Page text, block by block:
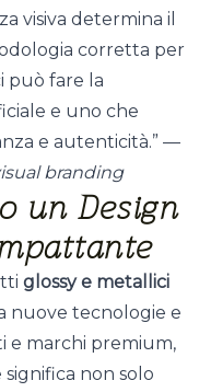
visiva determina il
corretta per
può fare la
e uno che
e autenticità.” —
branding
un Design
glossy e metallici
nuove tecnologie e
e marchi premium,
non solo